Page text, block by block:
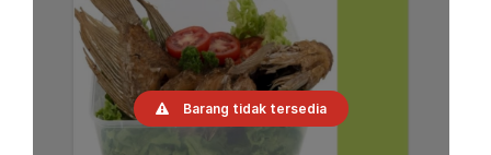
Barang tidak tersedia